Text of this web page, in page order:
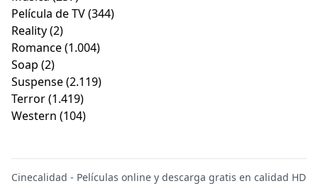
Película de TV(344)
Reality(2)
Romance(1.004)
Soap (2)
Suspense(2.119)
Terror(1.419)
Western (104)
Cinecalidad - Películas online y descarga gratis en calidad HD